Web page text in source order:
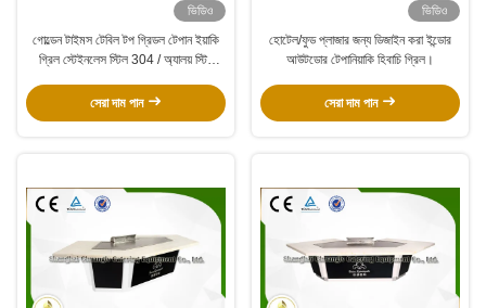
ভিডিও
গোল্ডেন টাইমস টেবিল টপ গ্রিডল টেপান ইয়াকি
গ্রিল স্টেইনলেস স্টিল 304 / অ্যালয় স্টিল
সেরা দাম পান
ভিডিও
হোটেল/ফুড প্লাজার জন্য ডিজাইন করা ইন্ডোর
আউটডোর টেপানিয়াকি হিবাচি গ্রিল।
সেরা দাম পান